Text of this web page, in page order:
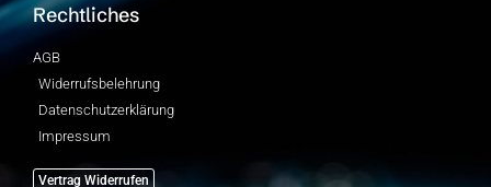
Rechtliches
AGB
Widerrufsbelehrung
Datenschutzerklärung
Impressum
Vertrag Widerrufen